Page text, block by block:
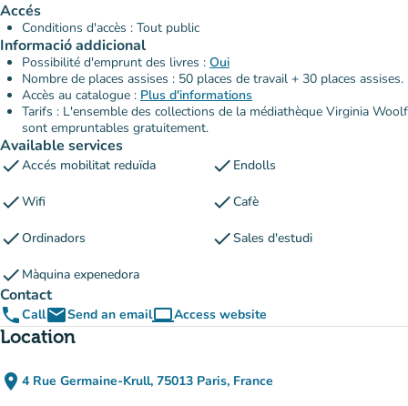
Accés
Conditions d'accès : Tout public
Informació addicional
Possibilité d'emprunt des livres : Oui
Nombre de places assises : 50 places de travail + 30 places assises.
Accès au catalogue : Plus d'informations
Tarifs : L'ensemble des collections de la médiathèque Virginia Woolf
sont empruntables gratuitement.
Available services
checkAccés mobilitat reduïda check Endolls
checkWifi checkCafè
checkOrdinadors checkSales d'estudi
check Màquina expenedora
Contact
phoneCallemailSend an emailcomputerAccess website
(new tab)
Location
place 4 Rue Germaine-Krull, 75013 Paris, France
(open in Google Maps)
(new tab)